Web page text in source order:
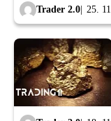
Trader 2.0 25.